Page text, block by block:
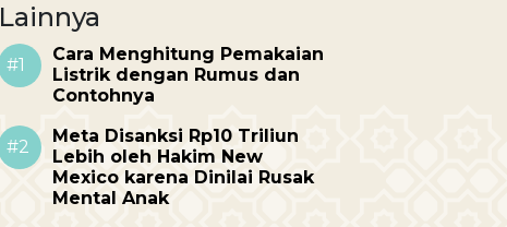
Lainnya
#1
Cara Menghitung Pemakaian
Listrik dengan Rumus dan
Contohnya
#2
Meta Disanksi Rp10 Triliun
Lebih oleh Hakim New
Mexico karena Dinilai Rusak
Mental Anak